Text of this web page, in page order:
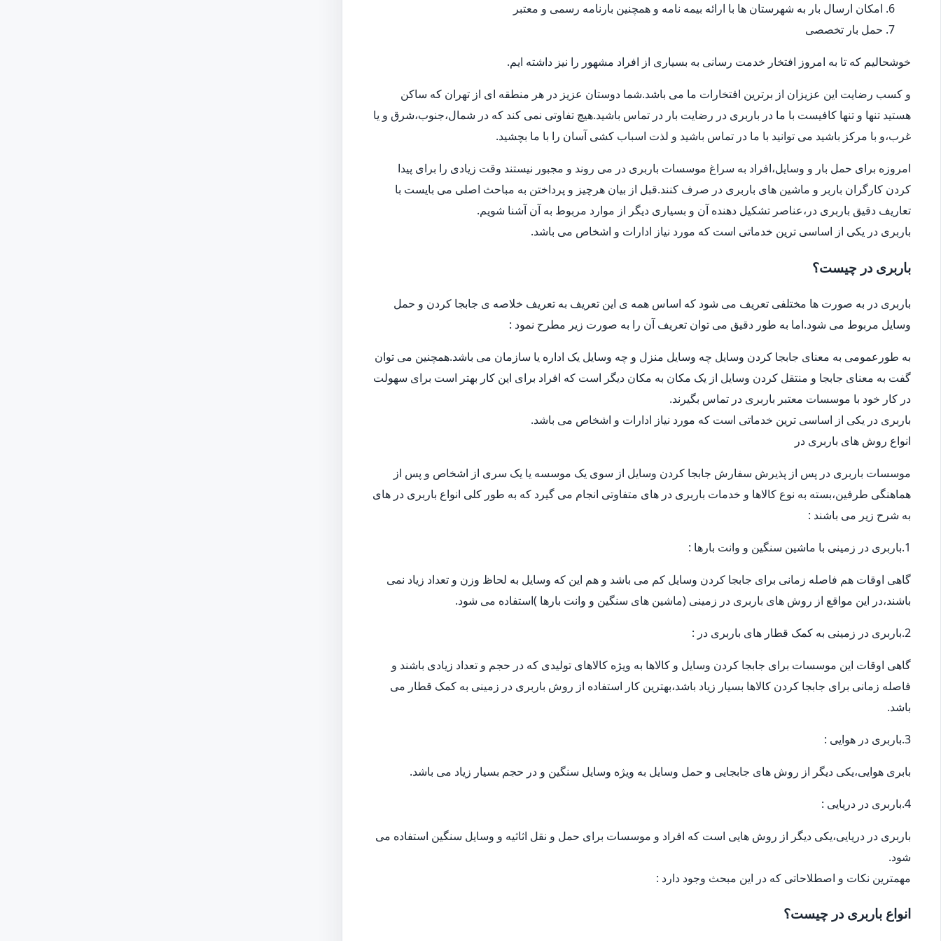
امکان ارسال بار به شهرستان ها با ارائه بیمه نامه و همچنین بارنامه رسمی و معتبر
حمل بار تخصصی
خوشحالیم که تا به امروز افتخار خدمت رسانی به بسیاری از افراد مشهور را نیز داشته ایم.
و کسب رضایت این عزیزان از برترین افتخارات ما می باشد.شما دوستان عزیز در هر منطقه ای از تهران که ساکن
هستید تنها و تنها کافیست با ما در باربری در رضایت بار در تماس باشید.هیچ تفاوتی نمی کند که در شمال،جنوب،شرق و یا
غرب،و با مرکز باشید می توانید با ما در تماس باشید و لذت اسباب کشی آسان را با ما بچشید.
امروزه برای حمل بار و وسایل،افراد به سراغ موسسات باربری در می روند و مجبور نیستند وقت زیادی را برای پیدا
کردن کارگران باربر و ماشین های باربری در صرف کنند.قبل از بیان هرچیز و پرداختن به مباحث اصلی می بایست با
تعاریف دقیق باربری در،عناصر تشکیل دهنده آن و بسیاری دیگر از موارد مربوط به آن آشنا شویم.
باربری در یکی از اساسی ترین خدماتی است که مورد نیاز ادارات و اشخاص می باشد.
باربری در چیست؟
باربری در به صورت ها مختلفی تعریف می شود که اساس همه ی این تعریف به تعریف خلاصه ی جابجا کردن و حمل
وسایل مربوط می شود.اما به طور دقیق می توان تعریف آن را به صورت زیر مطرح نمود :
به طورعمومی به معنای جابجا کردن وسایل چه وسایل منزل و چه وسایل یک اداره یا سازمان می باشد.همچنین می توان
گفت به معنای جابجا و منتقل کردن وسایل از یک مکان به مکان دیگر است که افراد برای این کار بهتر است برای سهولت
در کار خود با موسسات معتبر باربری در تماس بگیرند.
باربری در یکی از اساسی ترین خدماتی است که مورد نیاز ادارات و اشخاص می باشد.
انواع روش های باربری در
موسسات باربری در پس از پذیرش سفارش جابجا کردن وسایل از سوی یک موسسه یا یک سری از اشخاص و پس از
هماهنگی طرفین،بسته به نوع کالاها و خدمات باربری در های متفاوتی انجام می گیرد که به طور کلی انواع باربری در های
به شرح زیر می باشند :
1.باربری در زمینی با ماشین سنگین و وانت بارها :
گاهی اوقات هم فاصله زمانی برای جابجا کردن وسایل کم می باشد و هم این که وسایل به لحاظ وزن و تعداد زیاد نمی
باشند،در این مواقع از روش های باربری در زمینی (ماشین های سنگین و وانت بارها )استفاده می شود.
2.باربری در زمینی به کمک قطار های باربری در :
گاهی اوقات این موسسات برای جابجا کردن وسایل و کالاها به ویژه کالاهای تولیدی که در حجم و تعداد زیادی باشند و
فاصله زمانی برای جابجا کردن کالاها بسیار زیاد باشد،بهترین کار استفاده از روش باربری در زمینی به کمک قطار می
باشد.
3.باربری در هوایی :
بابری هوایی،یکی دیگر از روش های جابجایی و حمل وسایل به ویژه وسایل سنگین و در حجم بسیار زیاد می باشد.
4.باربری در دریایی :
باربری در دریایی،یکی دیگر از روش هایی است که افراد و موسسات برای حمل و نقل اثاثیه و وسایل سنگین استفاده می
شود.
مهمترین نکات و اصطلاحاتی که در این مبحث وجود دارد :
انواع باربری در چیست؟